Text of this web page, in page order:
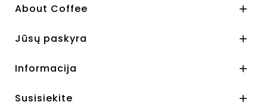
About Coffee 
Jūsų paskyra 
Informacija 
Susisiekite 